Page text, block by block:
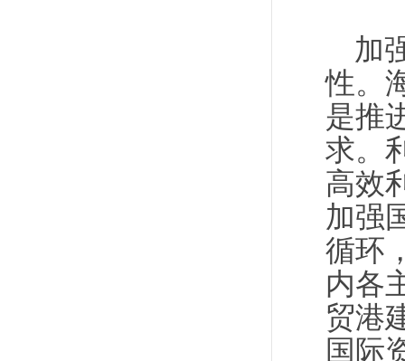
加
性。
是推
求。
高效
加强
循环
内各
贸港
国际